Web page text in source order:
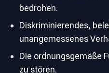
bedrohen.
Diskriminierendes,
unangemessenes
Die ordnungsgemäße
zu stören.